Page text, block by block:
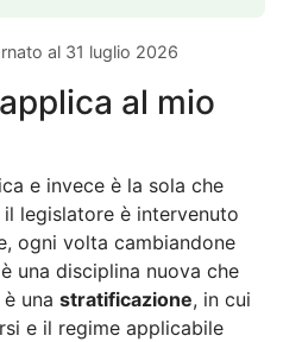
al 31 luglio 2026
al mio
e invece è la sola che
legislatore è intervenuto
ogni volta cambiandone
una disciplina nuova che
una stratificazione, in cui
e il regime applicabile